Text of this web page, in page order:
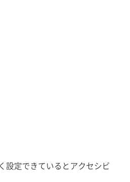
設定できているとアクセシビ